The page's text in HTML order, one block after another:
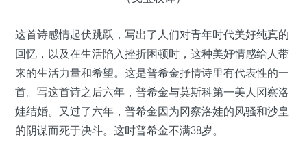
这首诗感情起伏跳跃，写出了人们对青年时代美好纯真的
回忆，以及在生活陷入挫折困顿时，这种美好情感给人带
来的生活力量和希望。这是普希金抒情诗里有代表性的一
首。写这首诗之后六年，普希金与莫斯科第一美人冈察洛
娃结婚。又过了六年，普希金因为冈察洛娃的风骚和沙皇
的阴谋而死于决斗。这时普希金不满38岁。